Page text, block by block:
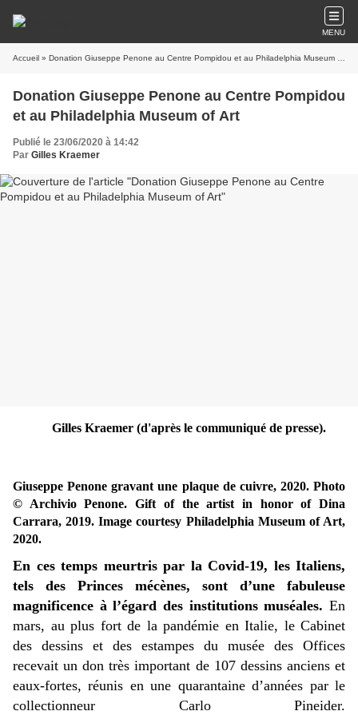
MENU
Accueil » Donation Giuseppe Penone au Centre Pompidou et au Philadelphia Museum of Art
Donation Giuseppe Penone au Centre Pompidou
et au Philadelphia Museum of Art
Publié le 23/06/2020 à 14:42
Par Gilles Kraemer
Gilles Kraemer (d'après le communiqué de presse).
Giuseppe Penone gravant une plaque de cuivre, 2020. Photo
© Archivio Penone. Gift of the artist in honor of Dina
Carrara, 2019. Image courtesy Philadelphia Museum of Art,
2020.
En ces temps meurtris par la Covid-19, les Italiens,
tels des Princes mécènes, sont d’une fabuleuse
magnificence à l’égard des institutions muséales. En
mars, au plus fort de la pandémie en Italie, le Cabinet
des dessins et des estampes du musée des Offices
recevait un don très important de 107 dessins anciens et
eaux-fortes, réunis en une quarantaine d’années par le
collectionneur Carlo Pineider.